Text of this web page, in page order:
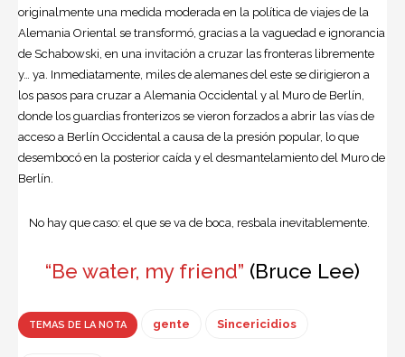
originalmente una medida moderada en la política de viajes de la
Alemania Oriental se transformó, gracias a la vaguedad e ignorancia
de Schabowski, en una invitación a cruzar las fronteras libremente
y… ya. Inmediatamente, miles de alemanes del este se dirigieron a
los pasos para cruzar a Alemania Occidental y al Muro de Berlín,
donde los guardias fronterizos se vieron forzados a abrir las vías de
acceso a Berlín Occidental a causa de la presión popular, lo que
desembocó en la posterior caída y el desmantelamiento del Muro de
Berlín.
No hay que caso: el que se va de boca, resbala inevitablemente.
“Be water, my friend” (Bruce Lee)
TEMAS DE LA NOTA gente Sincericidios